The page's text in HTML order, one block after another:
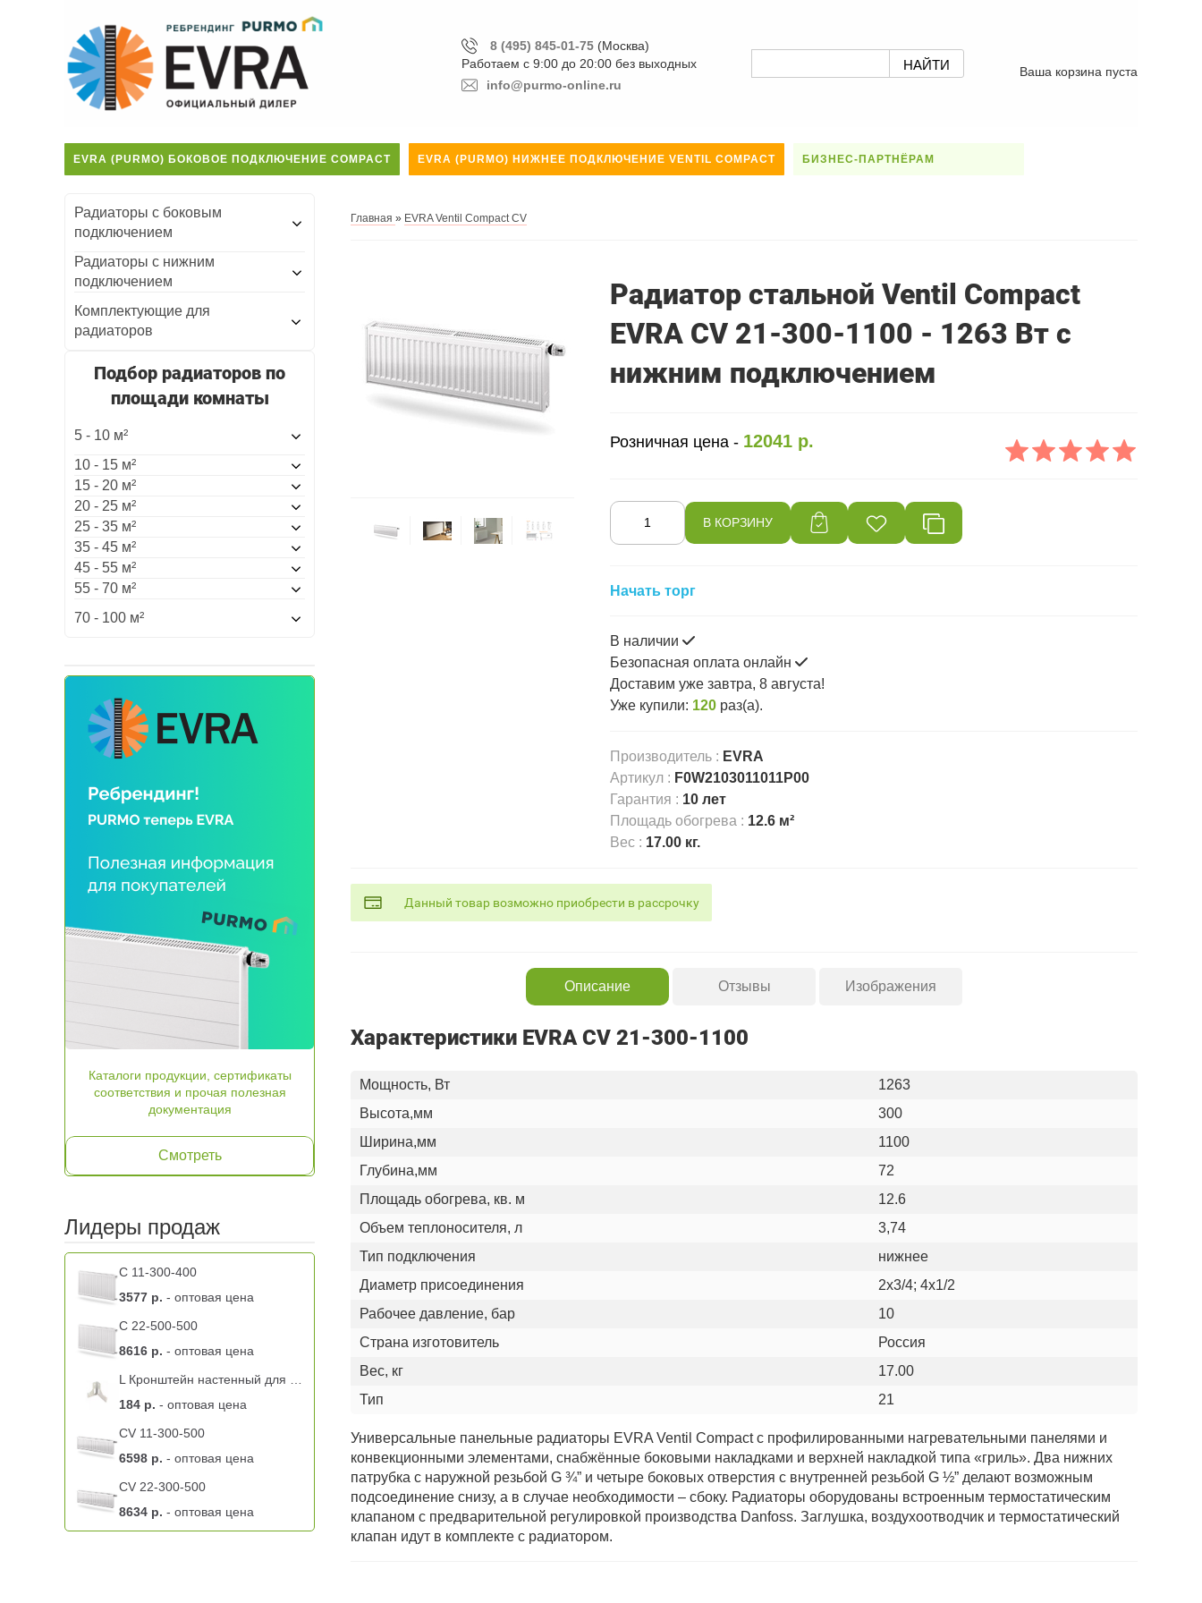
8 (495) 845-01-75 (Москва)
Работаем с 9:00 до 20:00 без выходных
info@purmo-online.ru
Ваша корзина пуста
EVRA (PURMO) БОКОВОЕ ПОДКЛЮЧЕНИЕ COMPACT EVRA (PURMO) НИЖНЕЕ ПОДКЛЮЧЕНИЕ VENTIL COMPACT БИЗНЕС-ПАРТНЁРАМ
Главная » EVRA Ventil Compact CV
Радиатор стальной Ventil Compact
EVRA CV 21-300-1100 - 1263 Вт с
нижним подключением
Розничная цена - 12041 р.
Начать торг
В наличии
Безопасная оплата онлайн
Доставим уже завтра, 8 августа!
Уже купили: 120 раз(a).
Производитель : EVRA
Артикул : F0W2103011011P00
Гарантия : 10 лет
Площадь обогрева : 12.6 м²
Вес : 17.00 кг.
Данный товар возможно приобрести в рассрочку
Описание Отзывы Изображения
Характеристики EVRA CV 21-300-1100
Мощность, Вт
1263
Высота,мм
300
Ширина,мм
1100
Глубина,мм
72
Площадь обогрева, кв. м
12.6
Объем теплоносителя, л
3,74
Тип подключения
нижнее
Диаметр присоединения
2х3/4; 4х1/2
Рабочее давление, бар
10
Страна изготовитель
Россия
Вес, кг
17.00
Тип
21
Универсальные панельные радиаторы EVRA Ventil Compact с профилированными нагревательными панелями и
конвекционными элементами, снабжённые боковыми накладками и верхней накладкой типа «гриль». Два нижних
патрубка с наружной резьбой G ¾” и четыре боковых отверстия с внутренней резьбой G ½” делают возможным
подсоединение снизу, а в случае необходимости – сбоку. Радиаторы оборудованы встроенным термостатическим
клапаном с предварительной регулировкой производства Danfoss. Заглушка, воздухоотводчик и термостатический
клапан идут в комплекте с радиатором.
Радиаторы с боковым
подключением
Радиаторы с нижним
подключением
Комплектующие для
радиаторов
Подбор радиаторов по
площади комнаты
5 - 10 м²
10 - 15 м²
15 - 20 м²
20 - 25 м²
25 - 35 м²
35 - 45 м²
45 - 55 м²
55 - 70 м²
70 - 100 м²
Каталоги продукции, сертификаты
соответствия и прочая полезная
документация
Смотреть
Лидеры продаж
C 11-300-400
3577 р. - оптовая цена
C 22-500-500
8616 р. - оптовая цена
184 р. - оптовая цена
CV 11-300-500
6598 р. - оптовая цена
CV 22-300-500
8634 р. - оптовая цена